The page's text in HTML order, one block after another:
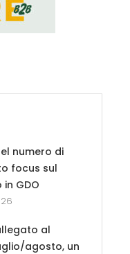
numero di
focus sul
GDO
al
agosto, un